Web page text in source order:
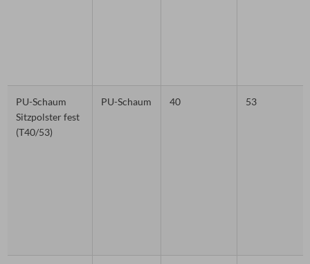
PU-Schaum
Sitzpolster fest
(T40/53)
PU-Schaum 40 53